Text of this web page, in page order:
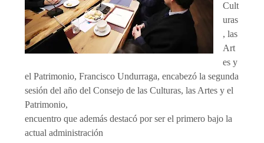
Cult
uras
, las
Art
es y
el Patrimonio, Francisco Undurraga, encabezó la segunda
sesión del año del Consejo de las Culturas, las Artes y el
Patrimonio,
encuentro que además destacó por ser el primero bajo la
actual administración